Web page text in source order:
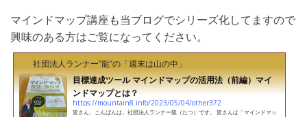
マインドマップ講座も当ブログでシリーズ化してますので
興味のある方はご覧になってください。
社団法人ランナー”龍”の「週末は山の中」
目標達成ツール マインドマップの活用法（前編）マイ
ンドマップとは？
https://mountain8.info/2023/05/04/other372
皆さん、こんばんは。社団法人ランナー龍（たつ）です。 皆さんは「マインドマッ